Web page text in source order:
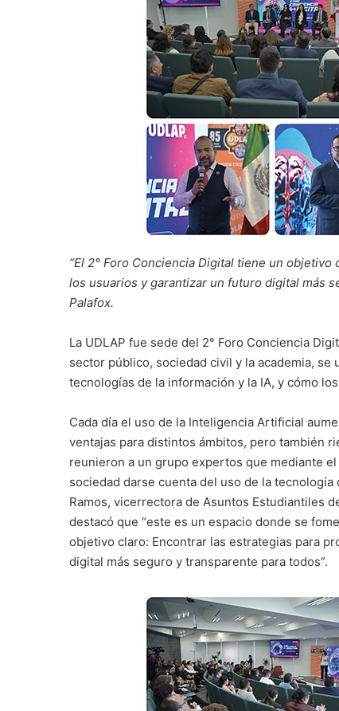
“El 2° Foro Conciencia Digital tiene un
los usuarios y garantizar un futuro digital más
Palafox.
La UDLAP fue sede del 2° Foro Conciencia
sector público, sociedad civil y la academia,
tecnologías de la información y la IA, y cómo
Cada día el uso de la Inteligencia Artificial
ventajas para distintos ámbitos, pero también
reunieron a un grupo expertos que mediante
sociedad darse cuenta del uso de la
Ramos, vicerrectora de Asuntos Estudiantiles
destacó que “este es un espacio donde se
objetivo claro: Encontrar las estrategias para
digital más seguro y transparente para todos”.